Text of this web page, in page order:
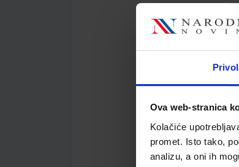
Ova web-stranica
Kolačiće
promet. Isto tako,
analizu, a oni ih